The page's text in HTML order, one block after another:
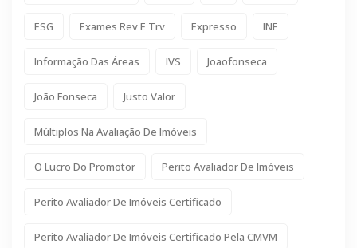
ESG Exames Rev E Trv Expresso INE
Informação Das Áreas IVS Joaofonseca
João Fonseca Justo Valor
Múltiplos Na Avaliação De Imóveis
O Lucro Do Promotor Perito Avaliador De Imóveis
Perito Avaliador De Imóveis Certificado
Perito Avaliador De Imóveis Certificado Pela CMVM